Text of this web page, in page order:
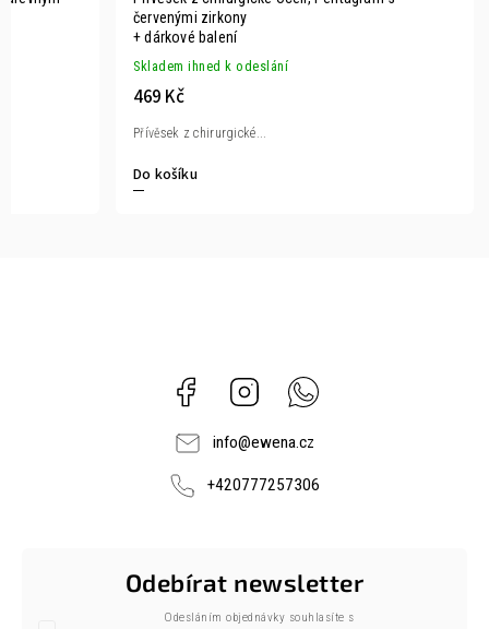
červenými zirkony
+ dárkové balení
Skladem ihned k odeslání
469 Kč
Do košíku
Přívěsek z chirurgické...
Facebook Instagram
info@ewena.cz
+420777257306
Odebírat newsletter
Odesláním objednávky souhlasíte s